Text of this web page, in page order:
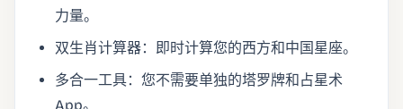
力量。
双生肖计算器：即时计算您的西方和中国星座。
多合一工具：您不需要单独的塔罗牌和占星术
App。